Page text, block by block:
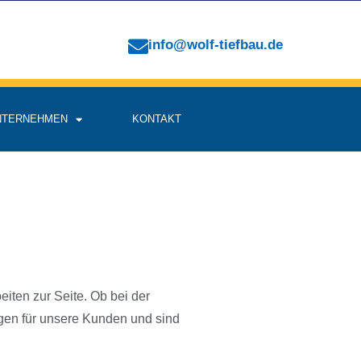
info@wolf-tiefbau.de
KONTAKT
zur Seite. Ob bei der
für unsere Kunden und sind